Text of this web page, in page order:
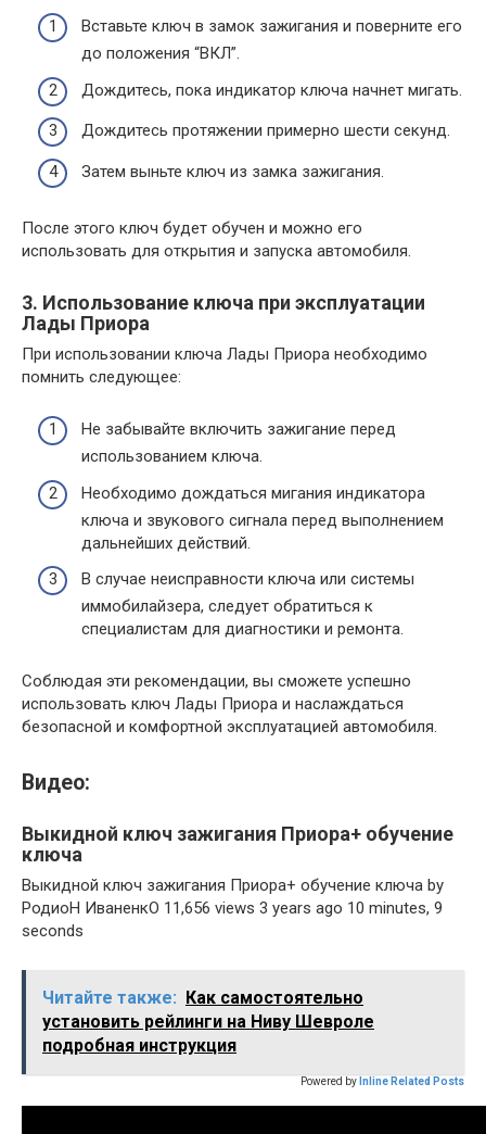
Вставьте ключ в замок зажигания и поверните его
до положения “ВКЛ”.
Дождитесь, пока индикатор ключа начнет мигать.
Дождитесь протяжении примерно шести секунд.
Затем выньте ключ из замка зажигания.
После этого ключ будет обучен и можно его
использовать для открытия и запуска автомобиля.
3. Использование ключа при эксплуатации
Лады Приора
При использовании ключа Лады Приора необходимо
помнить следующее:
Не забывайте включить зажигание перед
использованием ключа.
Необходимо дождаться мигания индикатора
ключа и звукового сигнала перед выполнением
дальнейших действий.
В случае неисправности ключа или системы
иммобилайзера, следует обратиться к
специалистам для диагностики и ремонта.
Соблюдая эти рекомендации, вы сможете успешно
использовать ключ Лады Приора и наслаждаться
безопасной и комфортной эксплуатацией автомобиля.
Видео:
Выкидной ключ зажигания Приора+ обучение
ключа
Выкидной ключ зажигания Приора+ обучение ключа by
РодиоН ИваненкО 11,656 views 3 years ago 10 minutes, 9
seconds
Читайте также: Как самостоятельно
установить рейлинги на Ниву Шевроле
подробная инструкция
Powered by Inline Related Posts